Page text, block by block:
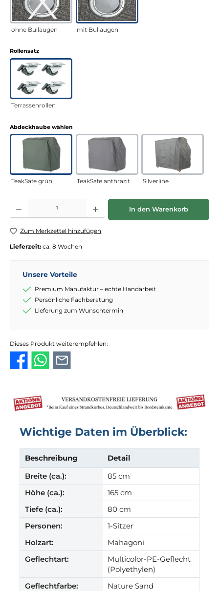
ohne Bullaugen mit Bullaugen
Rollensatzauswählen
Terrassenrollen
Abdeckhaube wählen
TeakSafe grün TeakSafe anthrazit Silverline
Produkt Anzahl: Gib den gewünschten Wert ein oder benutze die
In den Warenkorb
Zum Merkzettel hinzufügen
Lieferzeit: ca. 8 Wochen
Unsere Vorteile
Premium Manufaktur – echte Handarbeit
Persönliche Fachberatung
Lieferung zum Wunschtermin
Dieses Produkt weiterempfehlen:
Wichtige Daten im Überblick:
Beschreibung
Detail
Breite (ca.):
85 cm
Höhe (ca.):
165 cm
Tiefe (ca.):
80 cm
Personen:
1-Sitzer
Holzart:
Mahagoni
Geflechtart:
Multicolor-PE-Geflecht
(Polyethylen)
Geflechtfarbe:
Nature Sand